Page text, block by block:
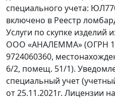
специального учета:
включено в Реестр
Услуги по скупке изделий
ООО «АНАЛЕММА» (ОГРН
9724060360,
6/2, помещ. 51/1).
специальный учет
от 25.11.2021г. Лицензии